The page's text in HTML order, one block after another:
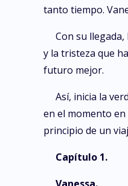
tanto tiempo.
Con su
y la tristeza que
futuro mejor.
Así, inicia la
en el momento
principio de un
Capítulo 1.